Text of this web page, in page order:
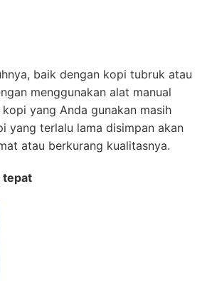
baik dengan kopi tubruk atau
menggunakan alat manual
yang Anda gunakan masih
yang terlalu lama disimpan akan
atau berkurang kualitasnya.
tepat